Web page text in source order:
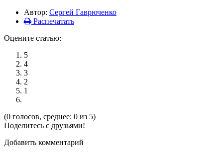
Автор: Сергей Гаврюченко
Распечатать
Оцените статью:
5
4
3
2
1
(0 голосов, среднее: 0 из 5)
Поделитесь с друзьями!
Добавить комментарий